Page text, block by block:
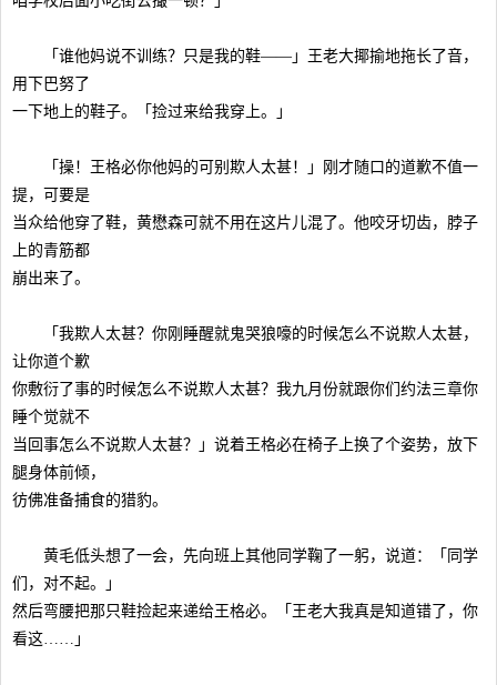
「谁他妈说不训练？只是我的鞋——」王老大揶揄地拖长了音，
用下巴努了
一下地上的鞋子。「捡过来给我穿上。」
「操！王格必你他妈的可别欺人太甚！」刚才随口的道歉不值一
提，可要是
当众给他穿了鞋，黄懋森可就不用在这片儿混了。他咬牙切齿，脖子
上的青筋都
崩出来了。
「我欺人太甚？你刚睡醒就鬼哭狼嚎的时候怎么不说欺人太甚，
让你道个歉
你敷衍了事的时候怎么不说欺人太甚？我九月份就跟你们约法三章你
睡个觉就不
当回事怎么不说欺人太甚？」说着王格必在椅子上换了个姿势，放下
腿身体前倾，
彷佛准备捕食的猎豹。
黄毛低头想了一会，先向班上其他同学鞠了一躬，说道：「同学
们，对不起。」
然后弯腰把那只鞋捡起来递给王格必。「王老大我真是知道错了，你
看这……」